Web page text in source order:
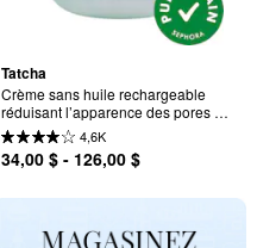
Tatcha
Crème sans huile rechargeable
réduisant l’apparence des pores
The Water Cream
4,6K
34,00 $ - 126,00 $